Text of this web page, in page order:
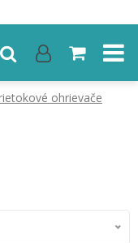
ohrievače